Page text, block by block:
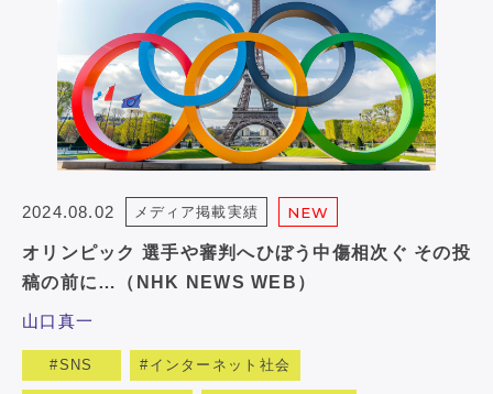
2024.08.02 メディア掲載実績 NEW
オリンピック 選手や審判へひぼう中傷相次ぐ その投
稿の前に…（NHK NEWS WEB）
山口真一
SNS インターネット社会